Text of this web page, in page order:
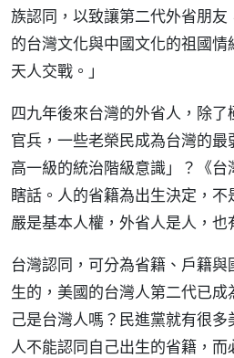
族認同，以致讓第二代外省朋
的台灣文化與中國文化的祖國
天人交戰。」
四九年後來台灣的外省人，除
官兵，一些老榮民成為台灣的
高一級的統治階級意識」？《
瞎話。人的省籍為出生決定，
嚴是基本人權，外省人是人，也
台灣認同，可分為省籍、戶籍
生的，美國的台灣人第二代已
己是台灣人嗎？民進黨就有很
人不能認同自己出生的省籍，